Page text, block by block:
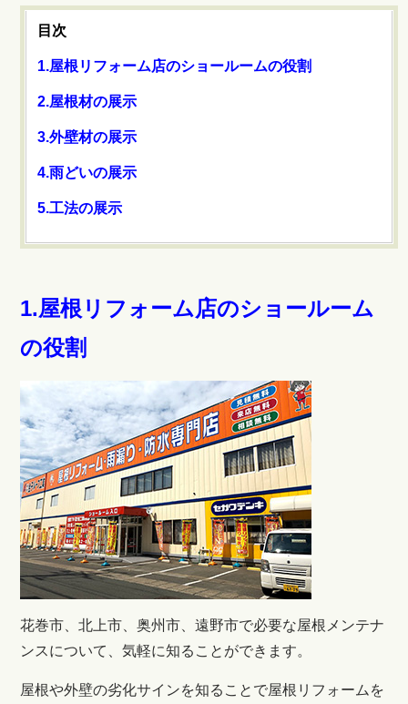
目次
1.屋根リフォーム店のショールームの役割
2.屋根材の展示
3.外壁材の展示
4.雨どいの展示
5.工法の展示
1.屋根リフォーム店のショールーム
の役割
花巻市、北上市、奥州市、遠野市で必要な屋根メンテナ
ンスについて、気軽に知ることができます。
屋根や外壁の劣化サインを知ることで屋根リフォームを